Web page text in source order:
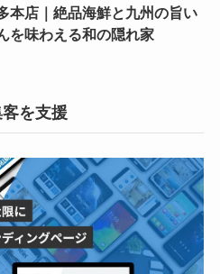
本店｜絶品海鮮と九州の旨い
を味わえる和の隠れ家
を支援